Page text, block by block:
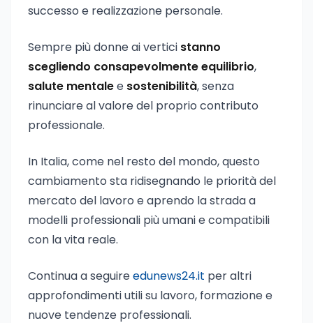
successo e realizzazione personale.
Sempre più donne ai vertici stanno
scegliendo consapevolmente equilibrio,
salute mentalee sostenibilità, senza
rinunciare al valore del proprio contributo
professionale.
In Italia, come nel resto del mondo, questo
cambiamento sta ridisegnando le priorità del
mercato del lavoro e aprendo la strada a
modelli professionali più umani e compatibili
con la vita reale.
Continua a seguireedunews24.it per altri
approfondimenti utili su lavoro, formazione e
nuove tendenze professionali.